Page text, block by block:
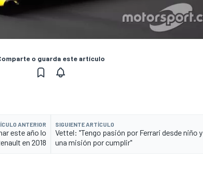
o guarda este artículo
ANTERIOR
este año lo
en 2018
SIGUIENTE ARTÍCULO
Vettel: "Tengo pasión por Ferrari desde niño y
una misión por cumplir"